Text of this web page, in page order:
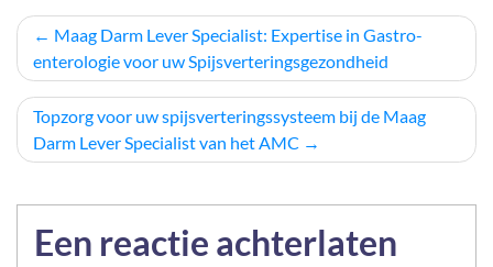
Berichtnavigatie
Maag Darm Lever Specialist: Expertise in Gastro-
enterologie voor uw Spijsverteringsgezondheid
Topzorg voor uw spijsverteringssysteem bij de Maag
Darm Lever Specialist van het AMC
Een reactie achterlaten